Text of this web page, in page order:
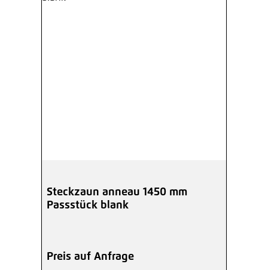
Steckzaun anneau 1450 mm
Passstück blank
Preis auf Anfrage